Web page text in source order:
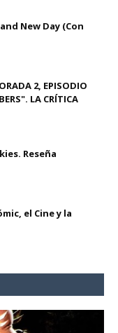
New Day (Con
2, EPISODIO
LA CRÍTICA
Reseña
el Cine y la